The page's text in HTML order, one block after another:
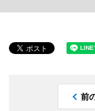
前